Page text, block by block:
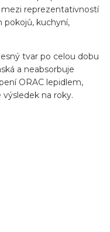
reprezentativností
pokojů, kuchyní,
tvar po celou dobu
a neabsorbuje
ORAC lepidlem,
na roky.